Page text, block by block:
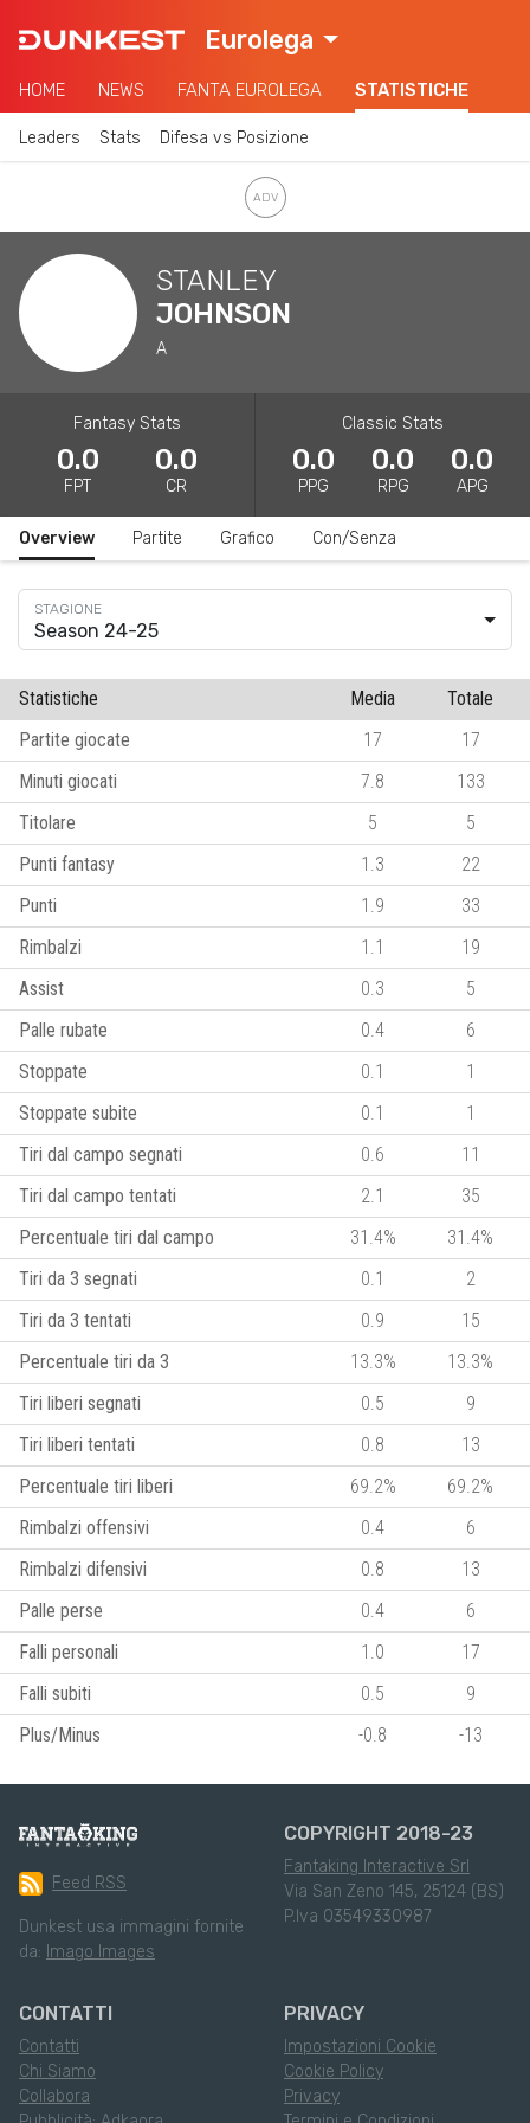
Eurolega
HOME NEWS FANTA EUROLEGA STATISTICHE
Leaders Stats Difesa vs Posizione
STANLEY
JOHNSON
A
Fantasy Stats
0.0
FPT
0.0
CR
Classic Stats
0.0
PPG
0.0
RPG
0.0
APG
Overview Partite Grafico Con/Senza
Season 24-25
Statistiche Media
Totale
Partite giocate
17
17
Minuti giocati
7.8
133
Titolare
5
5
Punti fantasy
1.3
22
Punti
1.9
33
Rimbalzi
1.1
19
Assist
0.3
5
Palle rubate
0.4
6
Stoppate
0.1
1
Stoppate subite
0.1
1
Tiri dal campo segnati
0.6
11
Tiri dal campo tentati
2.1
35
Percentuale tiri dal campo
31.4%
31.4%
Tiri da 3 segnati
0.1
2
Tiri da 3 tentati
0.9
15
Percentuale tiri da 3
13.3%
13.3%
Tiri liberi segnati
0.5
9
Tiri liberi tentati
0.8
13
Percentuale tiri liberi
69.2%
69.2%
Rimbalzi offensivi
0.4
6
Rimbalzi difensivi
0.8
13
Palle perse
0.4
6
Falli personali
1.0
17
Falli subiti
0.5
9
Plus/Minus
-0.8 -13
Feed RSS
Dunkest usa immagini fornite
da: Imago Images
COPYRIGHT 2018-23
Fantaking Interactive Srl
Via San Zeno 145, 25124 (BS)
P.Iva 03549330987
CONTATTI
Contatti
Chi Siamo
Collabora
PRIVACY
Impostazioni Cookie
Cookie Policy
Privacy